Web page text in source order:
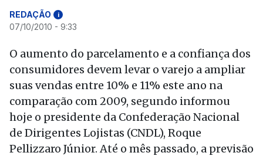
REDAÇÃO i
07/10/2010 - 9:33
O aumento do parcelamento e a confiança dos
consumidores devem levar o varejo a ampliar
suas vendas entre 10% e 11% este ano na
comparação com 2009, segundo informou
hoje o presidente da Confederação Nacional
de Dirigentes Lojistas (CNDL), Roque
Pellizzaro Júnior. Até o mês passado, a previsão